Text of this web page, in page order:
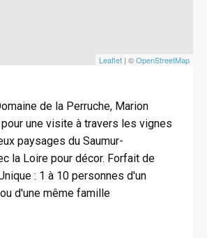
Leaflet | ©OpenStreetMap
de la Perruche, Marion
une visite à travers les vignes
paysages du Saumur-
la Loire pour décor. ​Forfait de
: 1 à 10 personnes d'un
d'une même famille